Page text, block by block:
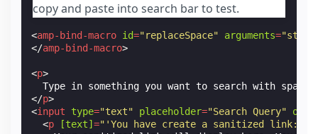
copy and paste into search bar to test.
<amp-bind-macro id="replaceSpace" arguments="str"
</amp-bind-macro>
<p>
</p>
<input type="text" placeholder="Search Query" on
<p [text]="'You have create a sanitized link: